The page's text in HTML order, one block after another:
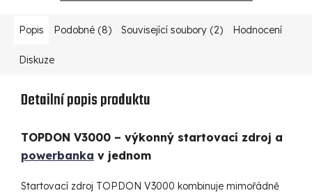
Popis Podobné (8) Související soubory (2) Hodnocení
Diskuze
Detailní popis produktu
TOPDON V3000 – výkonný startovací zdroj a
powerbanka v jednom
Startovací zdroj TOPDON V3000 kombinuje mimořádně